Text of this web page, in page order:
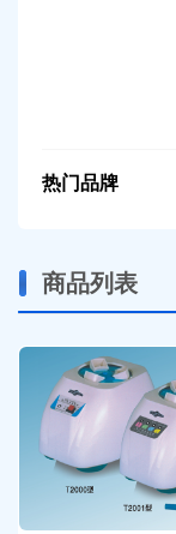
热门品牌
商品列表